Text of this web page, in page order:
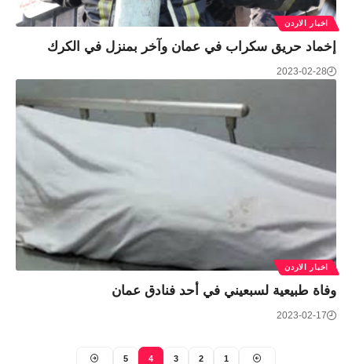
اخبار الاردن
إخماد حريق سكراب في عمان وآخر بمنزل في الكرك
2023-02-28
اخبار الاردن
وفاة طبيعية لسبعيني في أحد فنادق عمان
2023-02-17
1
2
3
4
5